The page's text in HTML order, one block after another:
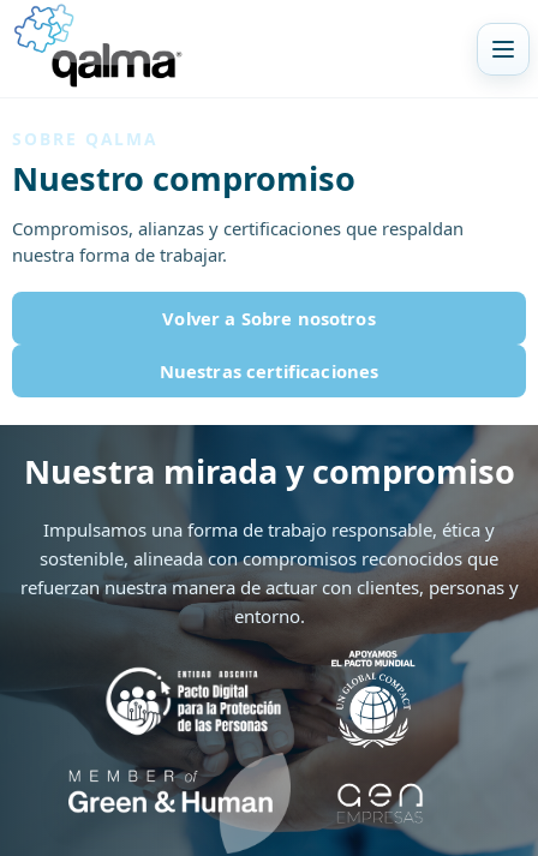
SOBRE QALMA
Nuestro compromiso
Compromisos, alianzas y certificaciones que respaldan
nuestra forma de trabajar.
Volver a Sobre nosotros
Nuestras certificaciones
Nuestra mirada y compromiso
Impulsamos una forma de trabajo responsable, ética y
sostenible, alineada con compromisos reconocidos que
refuerzan nuestra manera de actuar con clientes, personas y
entorno.